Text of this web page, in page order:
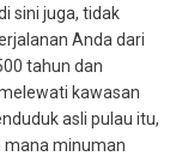
sini juga, tidak
Anda dari
tahun dan
kawasan
asli pulau itu,
mana minuman